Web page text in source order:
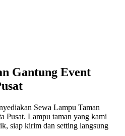
Gantung Event
Sewa Lampu Taman
Pusat. Lampu taman yang kami
siap kirim dan setting langsung